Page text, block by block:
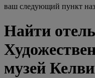
ваш следующий пункт
Найти
музей